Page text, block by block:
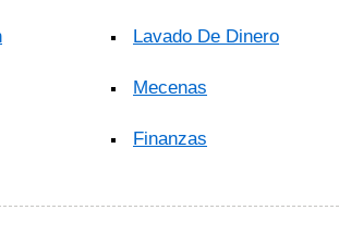
Lavado De Dinero
Mecenas
Finanzas